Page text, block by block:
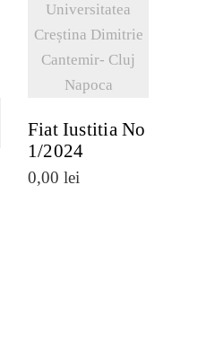
Universitatea
Creștina Dimitrie
Cantemir- Cluj
Napoca
DETALII
Fiat Iustitia No
1/2024
0,00 lei